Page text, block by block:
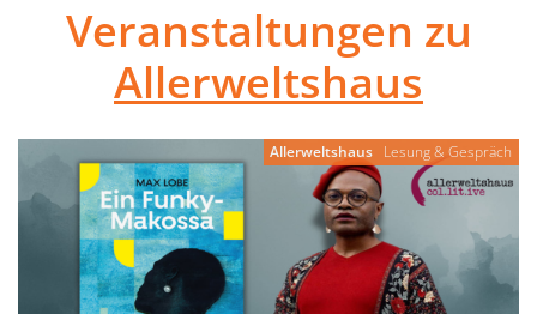
Veranstaltungen zu
Allerweltshaus
Allerweltshaus Lesung & Gespräch